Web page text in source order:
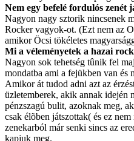
Nem egy befelé fordulós
Nagyon nagy sztorik nincsenek
Rocker vagyok-ot. (Ezt nem az
amikor Öcsi tökéletes
Mi a véleményetek a hazai
Nagyon sok tehetség tûnik fel
mondatba ami a fejükben van
Amikor át tudod adni azt az
üzletemberek, akik annak idején
pénzszagú bulit, azoknak meg,
csak élõben játszottak( és ez
zenekarból már senki sincs az
kapjuk meg.